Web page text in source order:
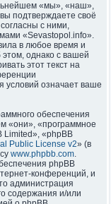
«мы», «наш»,
подтверждаете своё
с ними,
«Sevastopol.info».
в любое время и
однако с вашей
этот текст на
условий означает ваше
обеспечения
«они», «программное
Limited», «phpBB
Public License v2» (в
www.phpbb.com.
phpBB
конференций, и
администрация
содержания и/или